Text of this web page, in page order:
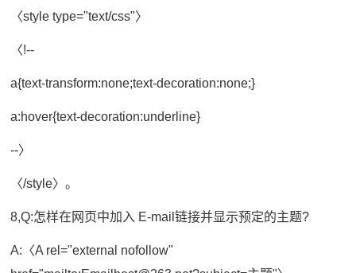
〈style type="text/css"〉
〈!--
a{text-transform:none;text-decoration:none;}
a:hover{text-decoration:underline}
--〉
〈/style〉。
8,Q:怎样在网页中加入 E-mail链接并显示预定的主题?
A:〈A rel="external nofollow"